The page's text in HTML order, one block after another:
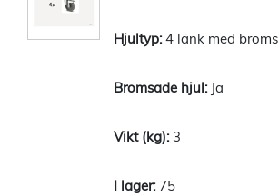
4 länk med broms
Ja
3
75